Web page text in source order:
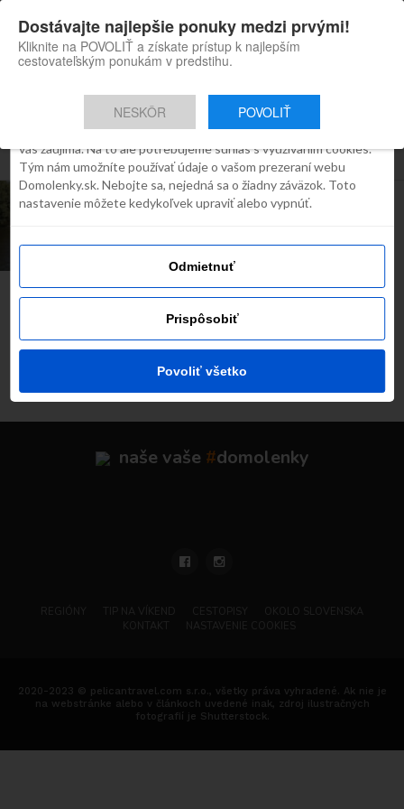
Domolenky appka
Skvelé tipy na cestovanie po
Slovensku
Inštaluj
Všetky príspevky týkajúce sa "splav"
ROZHOVORY
Najčítanejšie dnes
naše vaše #domolenky
2020-2023 © pelicantravel.com s.r.o., všetky práva vyhradené. Ak nie je
na webstránke alebo v článkoch uvedené inak, zdroj ilustračných
fotografií je Shutterstock.
Súhlas Detaily O cookies
Robíme všetko preto, aby sme vám zobrazovali iba obsah, ktorý
vás zaujíma. Na to ale potrebujeme súhlas s využívaním cookies.
Tým nám umožníte používať údaje o vašom prezeraní webu
Domolenky.sk. Nebojte sa, nejedná sa o žiadny záväzok. Toto
nastavenie môžete kedykoľvek upraviť alebo vypnúť.
Odmietnuť
Prispôsobiť
Povoliť všetko
Dostávajte najlepšie ponuky medzi prvými!
Kliknite na POVOLIŤ a získate prístup k najlepším
cestovateľským ponukám v predstihu.
NESKÔR POVOLIŤ